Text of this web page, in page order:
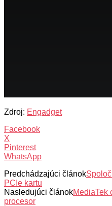
Zdroj: Engadget
Facebook
X
Pinterest
WhatsApp
Predchádzajúci článok
PCIe kartu
Nasledujúci článokMediaTek
procesor